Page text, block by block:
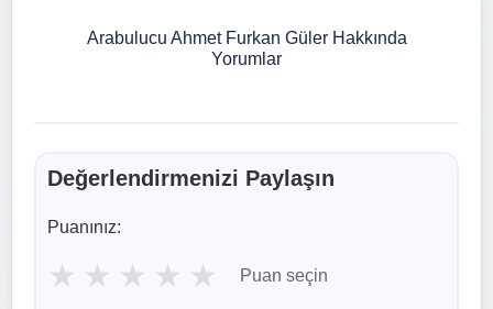
Arabulucu Ahmet Furkan Güler Hakkında
Yorumlar
Değerlendirmenizi Paylaşın
Puanınız:
★ ★ ★ ★ ★ Puan seçin